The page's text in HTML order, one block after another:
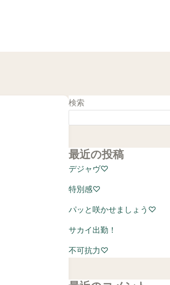
検索
最近の投稿
デジャヴ♡
特別感♡
パッと咲かせましょう♡
サカイ出勤！
不可抗力♡